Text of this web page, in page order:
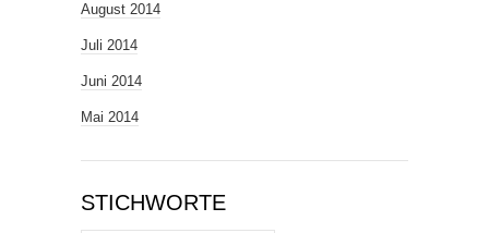
August 2014
Juli 2014
Juni 2014
Mai 2014
STICHWORTE